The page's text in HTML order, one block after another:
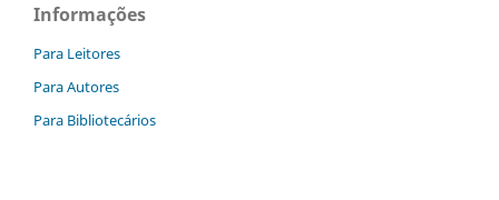
Informações
Para Leitores
Para Autores
Para Bibliotecários